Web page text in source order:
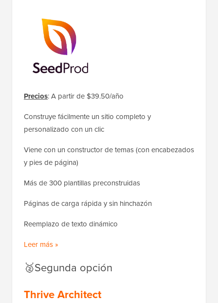
Precios: A partir de $39.50/año
Construye fácilmente un sitio completo y
personalizado con un clic
Viene con un constructor de temas (con encabezados
y pies de página)
Más de 300 plantillas preconstruidas
Páginas de carga rápida y sin hinchazón
Reemplazo de texto dinámico
Leer más »
🥈Segunda opción
Thrive Architect